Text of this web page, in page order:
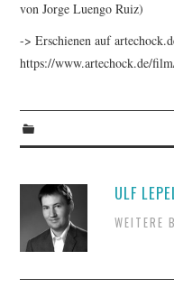
von Jorge Luengo Ruiz)
-> Erschienen auf
https://www.artechock.de/
ULF
WEITERE